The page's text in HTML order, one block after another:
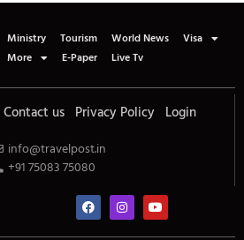
Ministry Tourism World News
Visa
More E-Paper Live Tv
Contact us Privacy Policy Login
info@travelpost.in
+91 75083 75080